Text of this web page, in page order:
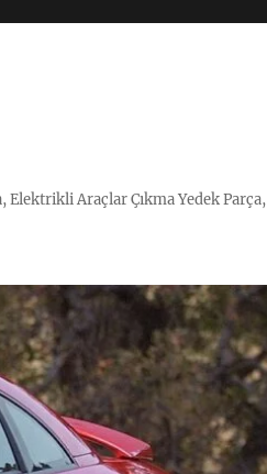
Elektrikli Araçlar Çıkma Yedek Parça,